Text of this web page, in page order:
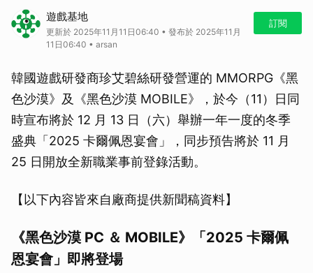
遊戲基地
更新於 2025年11月11日06:40 • 發布於 2025年11月
11日06:40 • arsan
訂閱
韓國遊戲研發商珍艾碧絲研發營運的 MMORPG《黑
色沙漠》及《黑色沙漠 MOBILE》，於今（11）日同
時宣布將於 12 月 13 日（六）舉辦一年一度的冬季
盛典「2025 卡爾佩恩宴會」，同步預告將於 11 月
25 日開放全新職業事前登錄活動。
【以下內容皆來自廠商提供新聞稿資料】
《黑色沙漠 PC ＆ MOBILE》「2025 卡爾佩
恩宴會」即將登場